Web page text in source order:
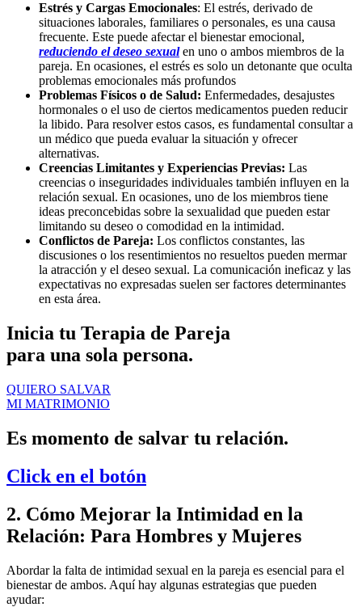
Estrés y Cargas Emocionales: El estrés, derivado de
situaciones laborales, familiares o personales, es una causa
frecuente. Este puede afectar el bienestar emocional,
reduciendo el deseo sexualen uno o ambos miembros de la
pareja. En ocasiones, el estrés es solo un detonante que oculta
problemas emocionales más profundos
Problemas Físicos o de Salud: Enfermedades, desajustes
hormonales o el uso de ciertos medicamentos pueden reducir
la libido. Para resolver estos casos, es fundamental consultar a
un médico que pueda evaluar la situación y ofrecer
alternativas.
Creencias Limitantes y Experiencias Previas: Las
creencias o inseguridades individuales también influyen en la
relación sexual. En ocasiones, uno de los miembros tiene
ideas preconcebidas sobre la sexualidad que pueden estar
limitando su deseo o comodidad en la intimidad.
Conflictos de Pareja: Los conflictos constantes, las
discusiones o los resentimientos no resueltos pueden mermar
la atracción y el deseo sexual. La comunicación ineficaz y las
expectativas no expresadas suelen ser factores determinantes
en esta área.
Inicia tu Terapia de Pareja
para una sola persona.
QUIERO SALVAR
MI MATRIMONIO
Es momento de salvar tu relación.
Click en el botón
2. Cómo Mejorar la Intimidad en la
Relación: Para Hombres y Mujeres
Abordar la falta de intimidad sexual en la pareja es esencial para el
bienestar de ambos. Aquí hay algunas estrategias que pueden
ayudar: